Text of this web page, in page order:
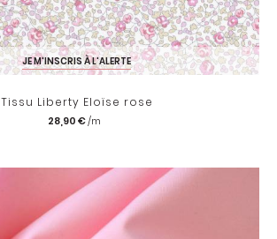
JE M'INSCRIS À L'ALERTE
Tissu Liberty Eloïse rose
28,90 €